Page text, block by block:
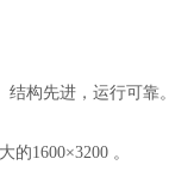
构先进，运行可靠。
1600×3200 。